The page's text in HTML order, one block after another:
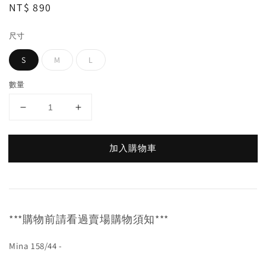
Regular
NT$ 890
尺寸
S M L
數量
加入購物車
***購物前請看過賣場購物須知***
Mina 158/44 -